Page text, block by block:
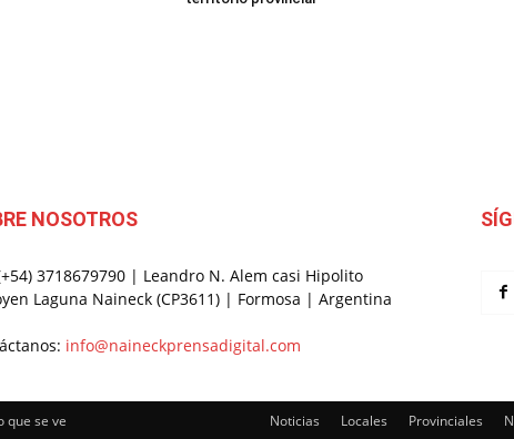
NOSOTROS
3718679790 | Leandro N. Alem casi Hipolito
Laguna Naineck (CP3611) | Formosa | Argentina
info@naineckprensadigital.com
Noticias Locales Provinciales
que se ve